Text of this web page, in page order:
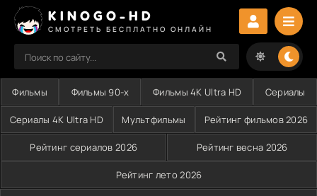
KINOGO-HD
СМОТРЕТЬ БЕСПЛАТНО ОНЛАЙН
Фильмы Фильмы 90-х Фильмы 4K Ultra HD Сериалы
Сериалы 4K Ultra HD Мультфильмы Рейтинг фильмов 2026
Рейтинг сериалов 2026 Рейтинг весна 2026
Рейтинг лето 2026